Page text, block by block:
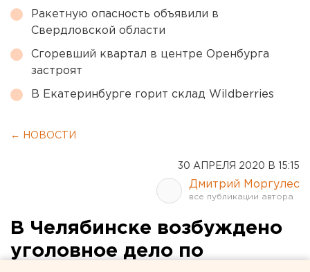
Ракетную опасность объявили в
Свердловской области
Сгоревший квартал в центре Оренбурга
застроят
В Екатеринбурге горит склад Wildberries
← НОВОСТИ
30 АПРЕЛЯ 2020 В 15:15
Дмитрий Моргулес
В Челябинске возбуждено
уголовное дело по